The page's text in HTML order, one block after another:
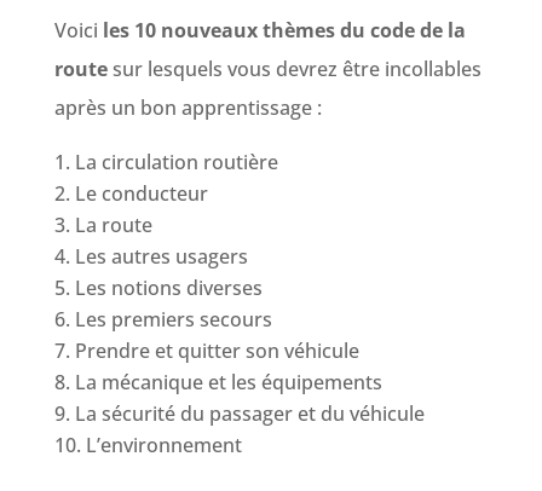
Voici les 10 nouveaux thèmes du code de la
routesur lesquels vous devrez être incollables
après un bon apprentissage :
La circulation routière
Le conducteur
La route
Les autres usagers
Les notions diverses
Les premiers secours
Prendre et quitter son véhicule
La mécanique et les équipements
La sécurité du passager et du véhicule
L’environnement